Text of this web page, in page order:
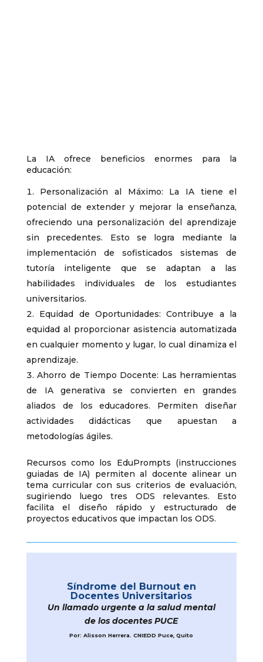
La IA ofrece beneficios enormes para la
educación:
Personalización al Máximo: La IA tiene el
potencial de extender y mejorar la enseñanza,
ofreciendo una personalización del aprendizaje
sin precedentes. Esto se logra mediante la
implementación de sofisticados sistemas de
tutoría inteligente que se adaptan a las
habilidades individuales de los estudiantes
universitarios.
Equidad de Oportunidades: Contribuye a la
equidad al proporcionar asistencia automatizada
en cualquier momento y lugar, lo cual dinamiza el
aprendizaje.
Ahorro de Tiempo Docente: Las herramientas
de IA generativa se convierten en grandes
aliados de los educadores. Permiten diseñar
actividades didácticas que apuestan a
metodologías ágiles.
Recursos como los EduPrompts (instrucciones
guiadas de IA) permiten al docente alinear un
tema curricular con sus criterios de evaluación,
sugiriendo luego tres ODS relevantes. Esto
facilita el diseño rápido y estructurado de
proyectos educativos que impactan los ODS.
Síndrome del Burnout en
Docentes Universitarios
Un llamado urgente a la salud mental
de los docentes PUCE
Por: Alisson Herrera. CNIEDD Puce, Quito